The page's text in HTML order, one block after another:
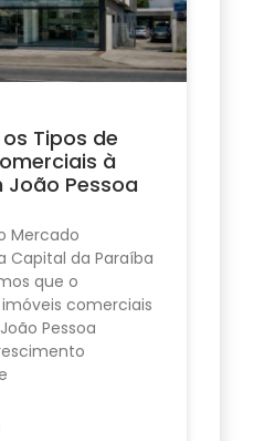
Tipos de
à
João Pessoa
Mercado
Capital da Paraíba
que o
comerciais
Pessoa